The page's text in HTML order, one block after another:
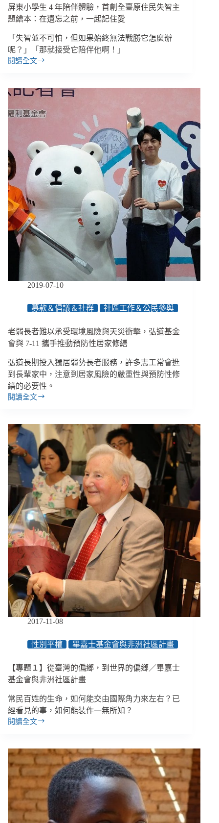
間、
23%
的
弱
孩
子
霸
屏東小學生 4 年陪伴體驗，首創全臺原住民失智主
題繪本：在遺忘之前，一起記住愛
「失智並不可怕，但如果始終無法戰勝它怎麼辦
呢？」「那就接受它陪伴他啊！」
閱讀全文
屏
學
4
體
驗，
首
創
全
臺
原
住
題
忘
之
一
起
記
住
愛
2019-07-10
募款＆倡議＆社群 社區工作＆公民參與
老弱長者難以承受環境風險與天災衝擊，弘道基金
會與 7-11 攜手推動預防性居家修繕
弘道長期投入獨居弱勢長者服務，許多志工常會進
到長輩家中，注意到居家風險的嚴重性與預防性修
繕的必要性。
閱讀全文
老
者
難
以
承
環
境
險
與
天
災
擊，
弘
道
基
金
會
手
推
預
防
性
居
修
繕
2017-11-08
性別平權 畢嘉士基金會與非洲社區計畫
【專題１】從臺灣的偏鄉，到世界的偏鄉／畢嘉士
基金會與非洲社區計畫
常民百姓的生命，如何能交由國際角力來左右？已
經看見的事，如何能裝作一無所知？
閱讀全文
【專
從
臺
灣
的
偏
鄉，
到